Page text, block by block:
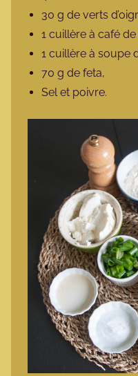
30 g de verts
1 cuillère à café
1 cuillère à soupe
70 g de feta,
Sel et poivre.